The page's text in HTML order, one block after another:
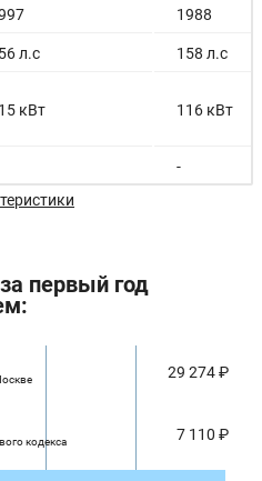
1988
л.с 158 л.с
кВт 116 кВт
-
9.8 с
первый год
29 274 ₽
кодекса 7 110 ₽